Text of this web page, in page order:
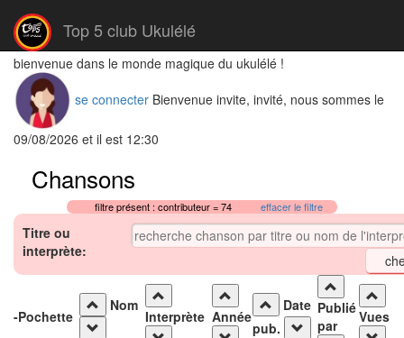
Top 5 club Ukulélé
bienvenue dans le monde magique du ukulélé !
se connecter Bienvenue invite, invité, nous sommes le
09/08/2026 et il est 12:30
Chansons
filtre présent : contributeur = 74 effacer le filtre
Titre ou
interprète:
-Pochette
Nom
Interprète Année
Date
pub.
Publié
par
Vues